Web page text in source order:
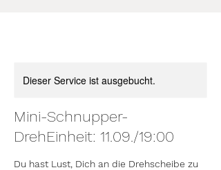
Dieser Service ist ausgebucht.
Mini-Schnupper-
DrehEinheit: 11.09./19:00
Du hast Lust, Dich an die Drehscheibe zu